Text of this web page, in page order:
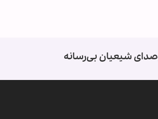
صدای شیعیان بی‌رسانه